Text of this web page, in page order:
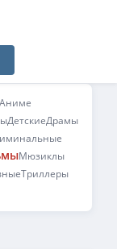
Аниме
ДетскиеДрамы
Мюзиклы
Триллеры